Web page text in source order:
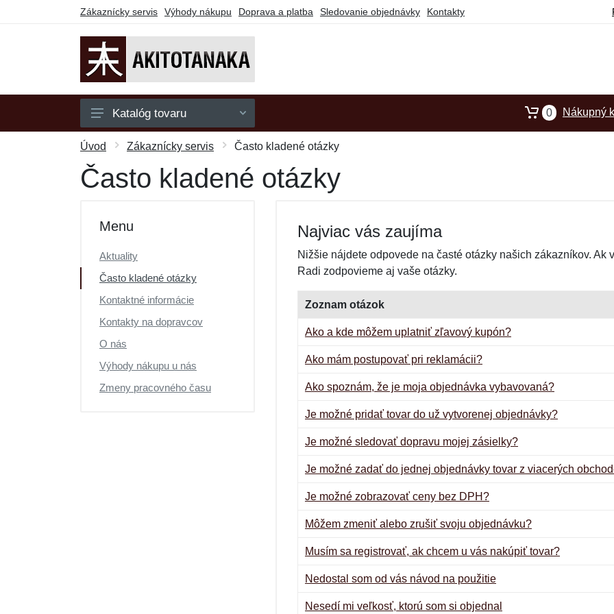
Zákaznícky servis Výhody nákupu Doprava a platba Sledovanie objednávky Kontakty
Mikiny
Polokošele
Katalóg tovaru 0 Nákupný
Úvod Zákaznícky servis Často kladené otázky
Často kladené otázky
Menu
Aktuality
Často kladené otázky
Kontaktné informácie
Kontakty na dopravcov
O nás
Výhody nákupu u nás
Zmeny pracovného času
Najviac vás zaujíma
Nižšie nájdete odpovede na časté otázky našich zákazníkov. Ak
Radi zodpovieme aj vaše otázky.
Zoznam otázok
Ako a kde môžem uplatniť zľavový kupón?
Ako mám postupovať pri reklamácii?
Ako spoznám, že je moja objednávka vybavovaná?
Je možné pridať tovar do už vytvorenej objednávky?
Je možné sledovať dopravu mojej zásielky?
Je možné zadať do jednej objednávky tovar z viacerých
Je možné zobrazovať ceny bez DPH?
Môžem zmeniť alebo zrušiť svoju objednávku?
Musím sa registrovať, ak chcem u vás nakúpiť tovar?
Nedostal som od vás návod na použitie
Nesedí mi veľkosť, ktorú som si objednal